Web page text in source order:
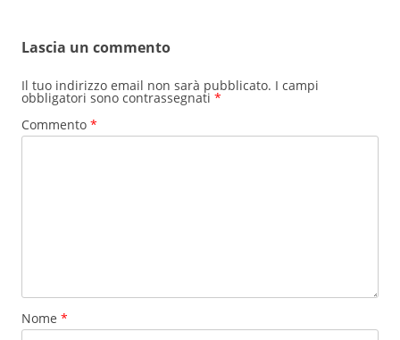
Lascia un commento
Il tuo indirizzo email non sarà pubblicato. I campi
obbligatori sono contrassegnati *
Commento *
Nome *